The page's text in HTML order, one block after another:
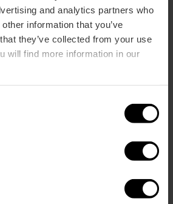
and analytics partners who
information that you’ve
they’ve collected from your use
will find more information in our